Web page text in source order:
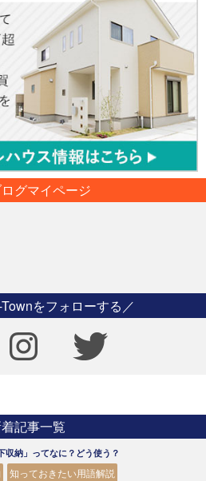
グマイページ
をフォローする／
記事一覧
収納」ってなに？どう使う？
知っておきたい用語解説